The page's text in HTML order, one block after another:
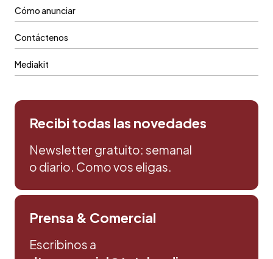
Cómo anunciar
Contáctenos
Mediakit
Recibi todas las novedades
Newsletter gratuito: semanal
o diario. Como vos eligas.
Prensa & Comercial
Escribinos a